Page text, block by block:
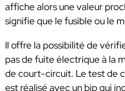
affiche alors une valeur
signifie que le fusible ou le
Il offre la possibilité de
pas de fuite électrique à la
de court-circuit. Le test de
est réalisé avec un bip qui